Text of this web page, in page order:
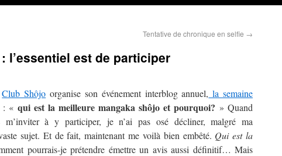
Tentative de chronique en selfie →
l’essentiel est de participer
Club Shôjo organise son événement interblog annuel, la semaine
: « qui est la meilleure mangaka shôjo et pourquoi? » Quand
m’inviter à y participer, je n’ai pas osé décliner, malgré ma
sujet. Et de fait, maintenant me voilà bien embêté. Qui est la
pourrais-je prétendre émettre un avis aussi définitif… Mais